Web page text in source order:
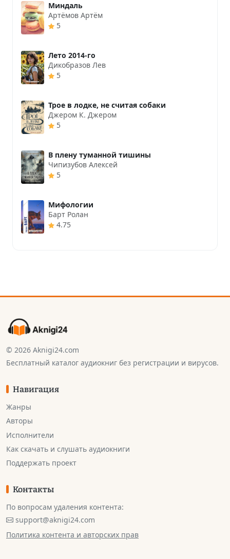
Миндаль
Артёмов Артём
5
Лето 2014-го
Дикобразов Лев
5
Трое в лодке, не считая собаки
Джером К. Джером
5
В плену туманной тишины
Чипизубов Алексей
5
Мифологии
Барт Ролан
4.75
© 2026 Aknigi24.com
Бесплатный каталог аудиокниг без регистрации и вирусов.
Навигация
Жанры
Авторы
Исполнители
Как скачать и слушать аудиокниги
Поддержать проект
Контакты
По вопросам удаления контента:
support@aknigi24.com
Политика контента и авторских прав